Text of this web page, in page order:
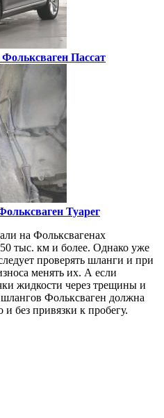
Фольксваген Пассат
Туарег
на Фольксвагенах
тыс. км и более. Однако уже
проверять шланги и при
менять их. А если
жидкости через трещины и
Фольксваген должна
и без привязки к пробегу.